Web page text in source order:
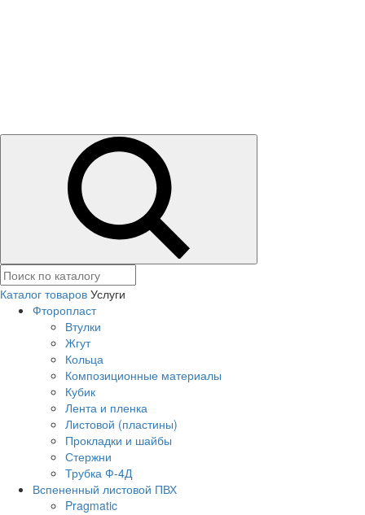
Каталог товаров Услуги
Фторопласт
Втулки
Жгут
Кольца
Композиционные материалы
Кубик
Лента и пленка
Листовой (пластины)
Прокладки и шайбы
Стержни
Трубка Ф-4Д
Вспененный листовой ПВХ
Pragmatic